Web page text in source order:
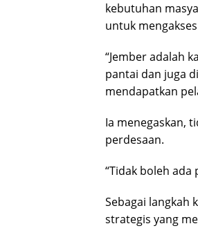
kebutuhan
untuk
“Jember adalah
pantai dan juga
mendapatkan
Ia menegaskan,
perdesaan.
“Tidak boleh
Sebagai langkah
strategis yang